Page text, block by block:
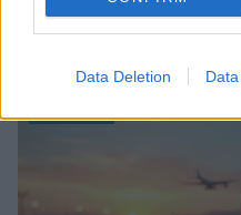
Data Deletion
Incidente de fuego en la
Murtala Muhammed en